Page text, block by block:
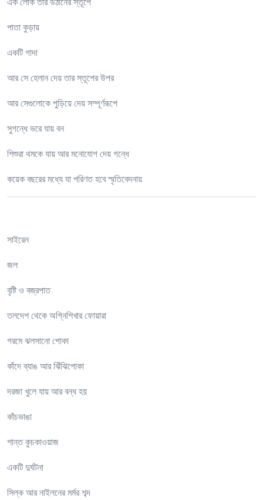
এক লোক তার উঠানের স্তূপে
পাতা কুড়ায়
একটি গাদা
আর সে হেলান দেয় তার স্তূপের উপর
আর সেগুলোকে পুড়িয়ে দেয় সম্পূর্ণরূপে
সুগন্ধে ভরে যায় বন
শিশুরা থমকে যায় আর মনোযোগ দেয় গন্ধে
কয়েক বছরের মধ্যে যা পরিণত হবে স্মৃতিবেদনায়
সাইরেন
জল
বৃষ্টি ও বজ্রপাত
তলদেশ থেকে অগ্নিশিখার ফোয়ারা
গরমে ঝলসানো পোকা
কাঁদে ব্যাঙ আর ঝিঁঝিপোকা
দরজা খুলে যায় আর বন্ধ হয়
কাঁচভাঙা
শান্ত কুচকাওয়াজ
একটি দুর্ঘটনা
সিল্ক আর নাইলনের মর্মর শব্দ